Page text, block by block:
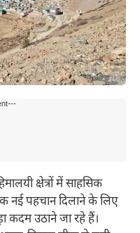
क्षेत्रों में साहसिक
नई पहचान दिलाने के लिए
कदम उठाने जा रहे हैं।